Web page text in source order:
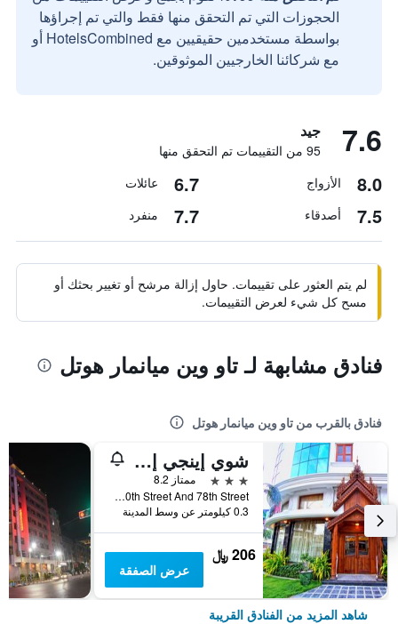
الحجوزات التي تم التحقق منها فقط والتي تم إجراؤها
بواسطة مستخدمين حقيقيين مع HotelsCombined أو
مع شركائنا الخارجيين الموثوقين.
7.6 جيد
95 من التقييمات تم التحقق منها
8.0 الأزواج 6.7 عائلات
7.5 أصدقاء 7.7 منفرد
لم يتم العثور على تقييمات. حاول إزالة مرشح أو تغيير بحثك أو
مسح كل شيء لعرض التقييمات.
فنادق مشابهة لـ تاو وين ميانمار هوتل
فنادق بالقرب من تاو وين ميانمار هوتل
شوي إينجي إن هوتل
3 نجوم
ممتاز 8.2
Corner Of 30th Street And 78th Street, ماندالاي, ميانمار (بورما)
0.3 كيلومتر عن وسط المدينة
206 ﷼
عرض الصفقة
شاهد المزيد من الفنادق القريبة